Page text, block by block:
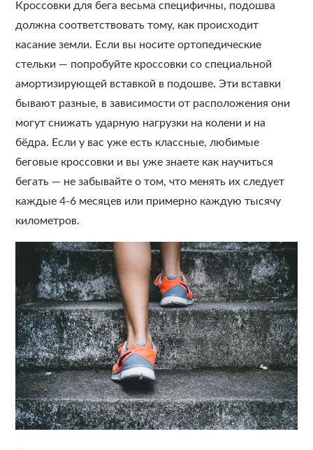
Кроссовки для бега весьма специфичны, подошва
должна соответствовать тому, как происходит
касание земли. Если вы носите ортопедические
стельки — попробуйте кроссовки со специальной
амортизирующей вставкой в подошве. Эти вставки
бывают разные, в зависимости от расположения они
могут снижать ударную нагрузки на колени и на
бёдра. Если у вас уже есть классные, любимые
беговые кроссовки и вы уже знаете как научиться
бегать — не забывайте о том, что менять их следует
каждые 4-6 месяцев или примерно каждую тысячу
километров.